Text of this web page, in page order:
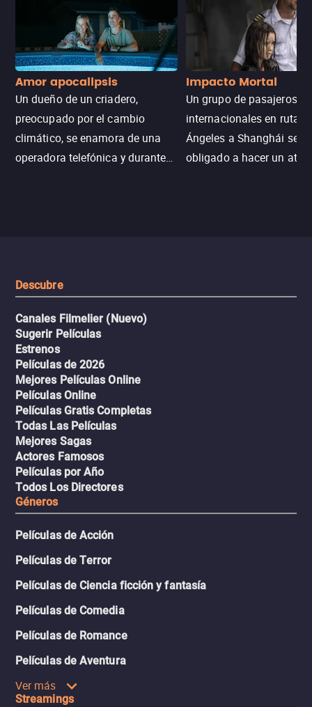
Amor apocalipsis
Un dueño de un criadero,
preocupado por el cambio
climático, se enamora de una
operadora telefónica y durante
Impacto Mortal
Un grupo de pasajeros
internacionales en ruta
Ángeles a Shanghái se ve
obligado a hacer un
Descubre
Canales Filmelier (Nuevo)
Sugerir Películas
Estrenos
Películas de 2026
Mejores Películas Online
Películas Online
Películas Gratis Completas
Todas Las Películas
Mejores Sagas
Actores Famosos
Películas por Año
Todos Los Directores
Géneros
Películas de Acción
Películas de Terror
Películas de Ciencia ficción y fantasía
Películas de Comedia
Películas de Romance
Películas de Aventura
Ver más
Streamings